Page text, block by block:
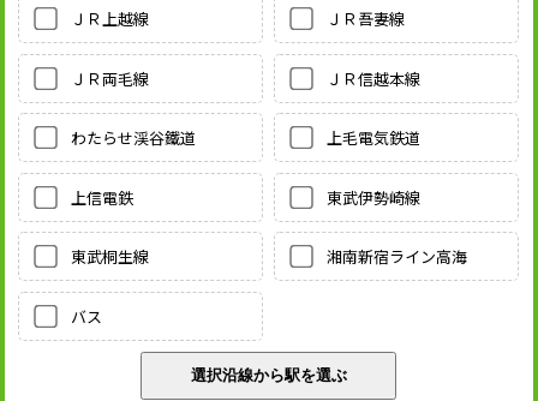
ＪＲ上越線 ＪＲ吾妻線
ＪＲ両毛線 ＪＲ信越本線
わたらせ渓谷鐵道 上毛電気鉄道
上信電鉄 東武伊勢崎線
東武桐生線 湘南新宿ライン高海
バス